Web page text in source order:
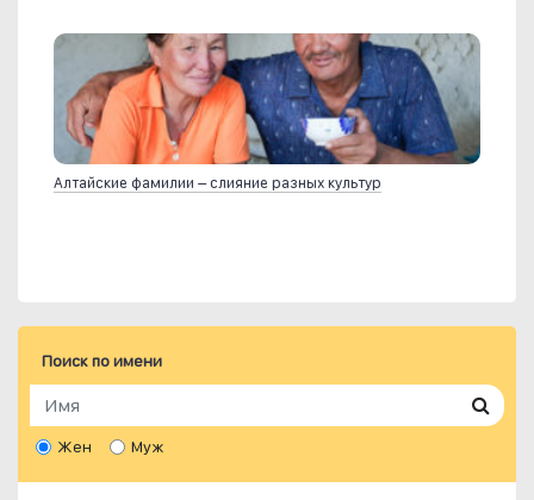
Алтайские фамилии – слияние разных культур
Поиск по имени
Жен Муж